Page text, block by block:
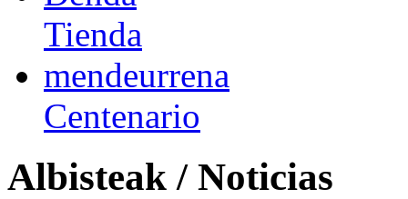
Tienda
mendeurrena
Centenario
Albisteak / Noticias